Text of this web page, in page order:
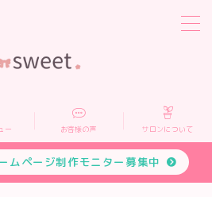
ー お客様の声 サロンについて
ムページ制作モニター募集中